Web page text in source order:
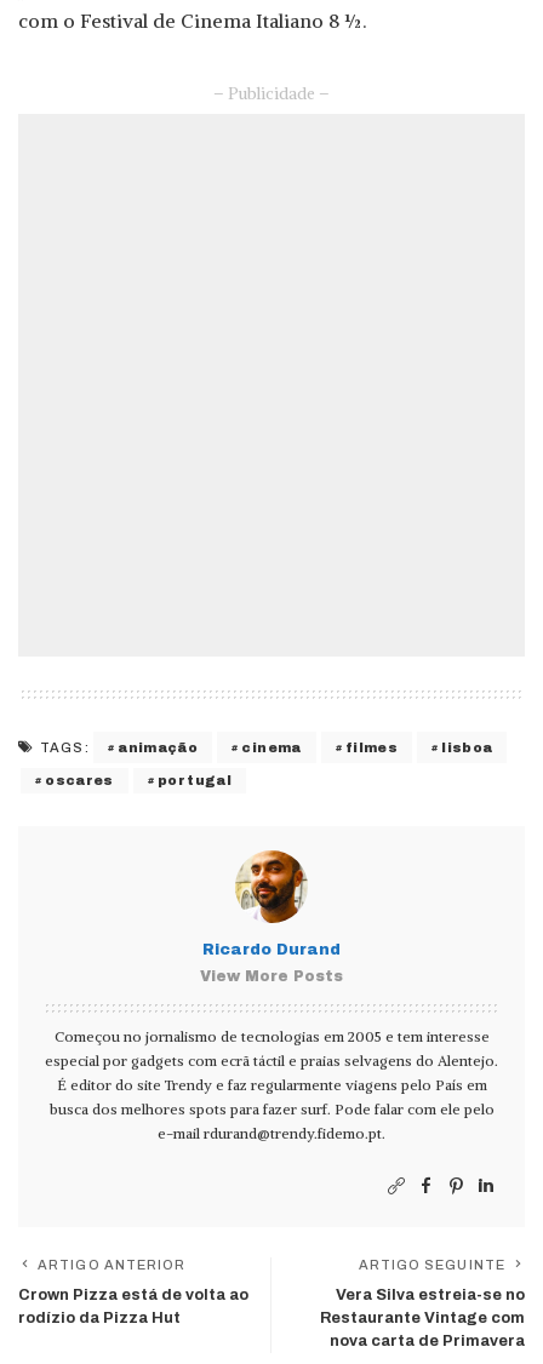
com o Festival de Cinema Italiano 8 ½.
– Publicidade –
TAGS: animação cinema filmes lisboa
oscares portugal
Ricardo Durand
View More Posts
Começou no jornalismo de tecnologias em 2005 e tem interesse
especial por gadgets com ecrã táctil e praias selvagens do Alentejo.
É editor do site Trendy e faz regularmente viagens pelo País em
busca dos melhores spots para fazer surf. Pode falar com ele pelo
e-mail rdurand@trendy.fidemo.pt.
ARTIGO ANTERIOR
Crown Pizza está de volta ao
rodízio da Pizza Hut
ARTIGO SEGUINTE
Vera Silva estreia-se no
Restaurante Vintage com
nova carta de Primavera